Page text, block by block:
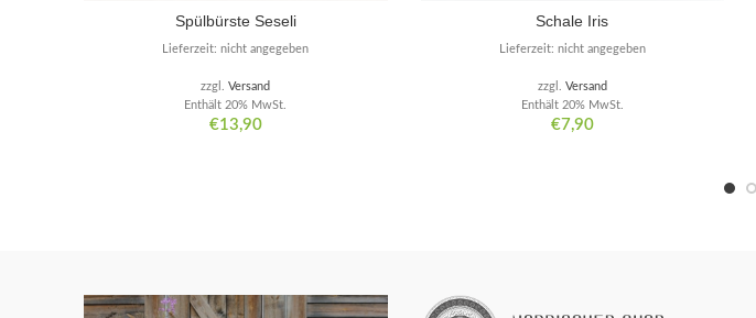
Spülbürste Seseli
€13,90
Enthält 20% MwSt.
zzgl.Versand
Lieferzeit: nicht angegeben
Schale Iris
€7,90
Enthält 20% MwSt.
zzgl. Versand
Lieferzeit: nicht angegeben